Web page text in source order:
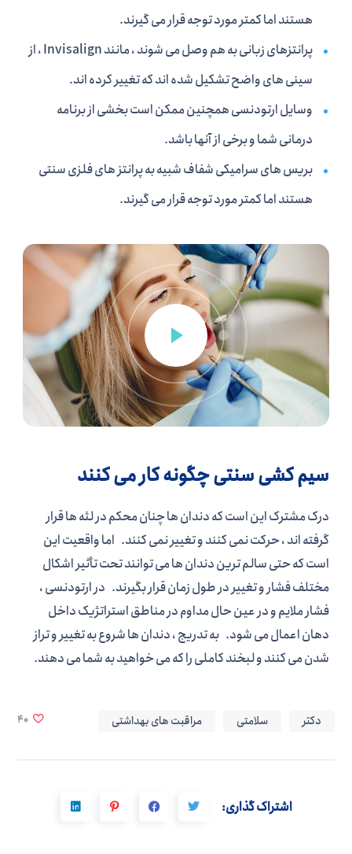
هستند اما کمتر مورد توجه قرار می گیرند.
پرانتزهای زبانی به هم وصل می شوند ، مانند Invisalign ، از
سینی های واضح تشکیل شده اند که تغییر کرده اند.
وسایل ارتودنسی همچنین ممکن است بخشی از برنامه
درمانی شما و برخی از آنها باشد.
بریس های سرامیکی شفاف شبیه به پرانتز های فلزی سنتی
هستند اما کمتر مورد توجه قرار می گیرند.
سیم کشی سنتی چگونه کار می کنند
درک مشترک این است که دندان ها چنان محکم در لثه ها قرار
گرفته اند ، حرکت نمی کنند و تغییر نمی کنند. اما واقعیت این
است که حتی سالم ترین دندان ها می توانند تحت تأثیر اشکال
مختلف فشار و تغییر در طول زمان قرار بگیرند. در ارتودنسی ،
فشار ملایم و در عین حال مداوم در مناطق استراتژیک داخل
دهان اعمال می شود.به تدریج ، دندان ها شروع به تغییر و تراز
شدن می کنند و لبخند کاملی را که می خواهید به شما می دهند.
دکتر سلامتی مراقبت های بهداشتی 40
اشتراک گذاری: